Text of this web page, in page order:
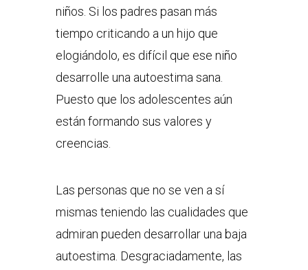
niños. Si los padres pasan más
tiempo criticando a un hijo que
elogiándolo, es difícil que ese niño
desarrolle una autoestima sana.
Puesto que los adolescentes aún
están formando sus valores y
creencias.
Las personas que no se ven a sí
mismas teniendo las cualidades que
admiran pueden desarrollar una baja
autoestima. Desgraciadamente, las